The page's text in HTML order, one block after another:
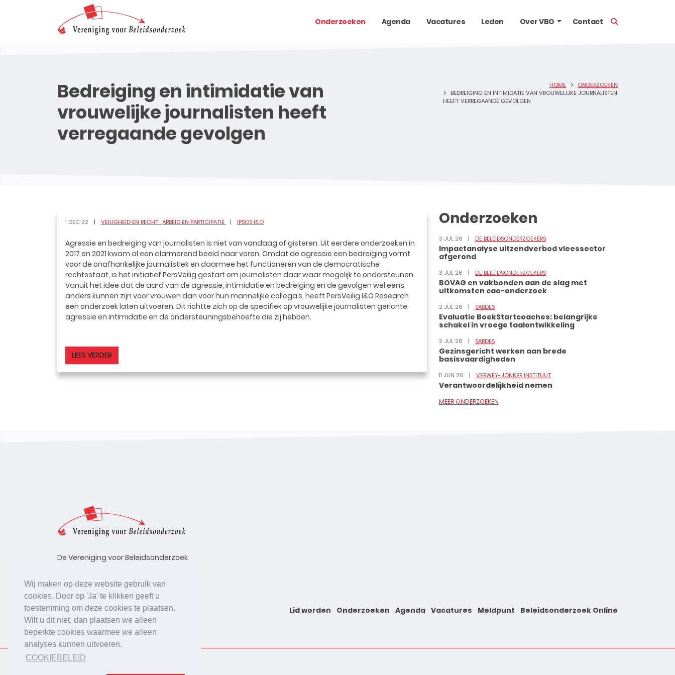
Wij maken op deze website gebruik van
cookies. Door op 'Ja' te klikken geeft u
toestemming om deze cookies te plaatsen.
Wilt u dit niet, dan plaatsen we alleen
beperkte cookies waarmee we alleen
analyses kunnen uitvoeren.
COOKIEBELEID
Onderzoeken Agenda Vacatures Leden Over VBO Contact
Bedreiging en intimidatie van
vrouwelijke journalisten heeft
verregaande gevolgen
HOME
ONDERZOEKEN
BEDREIGING EN INTIMIDATIE VAN VROUWELIJKE JOURNALISTEN
HEEFT VERREGAANDE GEVOLGEN
1 DEC 22 VEILIGHEID EN RECHT ARBEID EN PARTICIPATIE IPSOS I&O
Agressie en bedreiging van journalisten is niet van vandaag of gisteren. Uit eerdere onderzoeken in
2017 en 2021 kwam al een alarmerend beeld naar voren. Omdat de agressie een bedreiging vormt
voor de onafhankelijke journalistiek en daarmee het functioneren van de democratische
rechtsstaat, is het initiatief PersVeilig gestart om journalisten daar waar mogelijk te ondersteunen.
Vanuit het idee dat de aard van de agressie, intimidatie en bedreiging en de gevolgen wel eens
anders kunnen zijn voor vrouwen dan voor hun mannelijke collega’s, heeft PersVeilig I&O Research
een onderzoek laten uitvoeren. Dit richtte zich op de specifiek op vrouwelijke journalisten gerichte
agressie en intimidatie en de ondersteuningsbehoefte die zij hebben.
LEES VERDER
Onderzoeken
3 JUL 26 DE BELEIDSONDERZOEKERS
Impactanalyse uitzendverbod vleessector
afgerond
3 JUL 26 DE BELEIDSONDERZOEKERS
BOVAG en vakbonden aan de slag met
uitkomsten cao-onderzoek
2 JUL 26 SARDES
Evaluatie BoekStartcoaches: belangrijke
schakel in vroege taalontwikkeling
2 JUL 26 SARDES
Gezinsgericht werken aan brede
basisvaardigheden
11 JUN 26 VERWEY-JONKER INSTITUUT
Verantwoordelijkheid nemen
MEER ONDERZOEKEN
De Vereniging voor Beleidsonderzoek
bevorderen van beleidsonderzoek,
uitgevoerd in opdracht van
beleidsinstanties, uitvoerende
organisaties en bedrijfsleven.
Lid worden Onderzoeken Agenda Vacatures Meldpunt Beleidsonderzoek Online